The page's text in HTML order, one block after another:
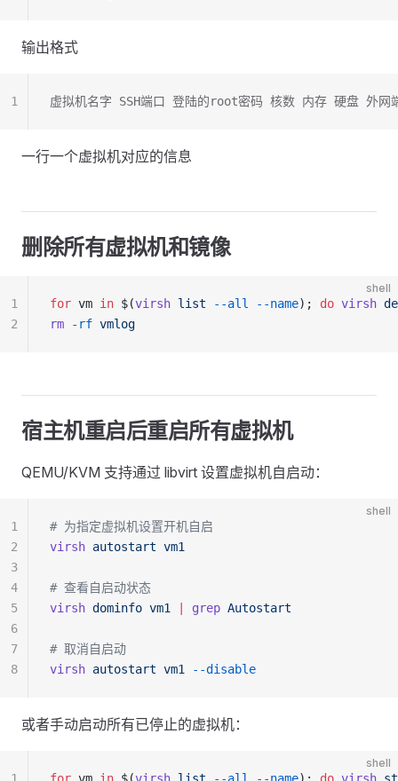
输出格式
虚拟机名字 SSH端口 登陆的root密码 核数 内存 硬盘 外网
1
一行一个虚拟机对应的信息
删除所有虚拟机和镜像
shell
for vm in $(virsh list --all --name); do virsh
rm -rf vmlog
1
2
宿主机重启后重启所有虚拟机
QEMU/KVM 支持通过 libvirt 设置虚拟机自启动：
shell
# 为指定虚拟机设置开机自启
virsh autostart vm1
# 查看自启动状态
virsh dominfo vm1 grep Autostart
# 取消自启动
virsh autostart vm1 --disable
1
2
3
4
5
6
7
8
或者手动启动所有已停止的虚拟机：
shell